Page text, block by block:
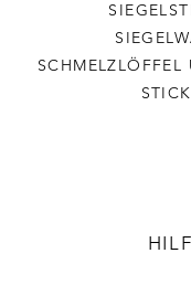
SCHMELZLÖFFEL